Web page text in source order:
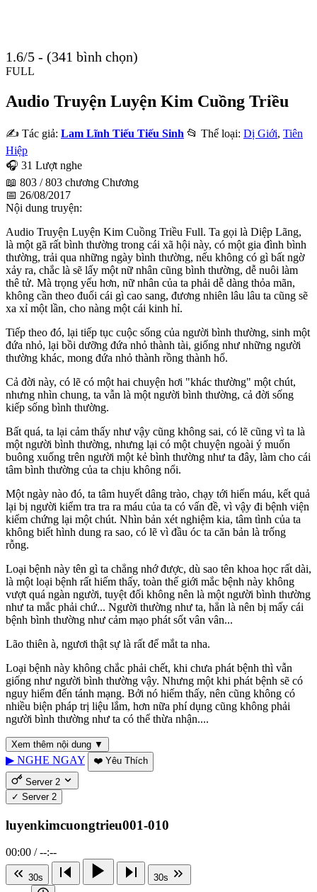
1.6/5 - (341 bình chọn)
FULL
Audio Truyện Luyện Kim Cuồng Triều
✍️ Tác giả: Lam Lĩnh Tiếu Tiếu Sinh 📂 Thể loại: Dị Giới, Tiên
Hiệp
🎧 31 Lượt nghe
📖 803 / 803 chương Chương
📅 26/08/2017
Nội dung truyện:
Audio Truyện Luyện Kim Cuồng Triều Full. Ta gọi là Diệp Lãng,
là một gã rất bình thường trong cái xã hội này, có một gia đình bình
thường, trải qua những ngày bình thường, nếu không có gì bất ngờ
xảy ra, chắc là sẽ lấy một nữ nhân cũng bình thường, dễ nuôi làm
thê tử. Mà trọng yếu hơn, nữ nhân của ta phải dễ dàng thỏa mãn,
không cần theo đuổi cái gì cao sang, đương nhiên lâu lâu ta cũng sẽ
xa xỉ một lần, cho nàng một cái kinh hỉ.
Tiếp theo đó, lại tiếp tục cuộc sống của người bình thường, sinh một
đứa nhỏ, lại bồi dưỡng đứa nhỏ thành tài, giống như những người
thường khác, mong đứa nhỏ thành rồng thành hổ.
Cả đời này, có lẽ có một hai chuyện hơi "khác thường" một chút,
nhưng nhìn chung, ta vẫn là một người bình thường, cả đời sống
kiếp sống bình thường.
Bất quá, ta lại cảm thấy như vậy cũng không sai, có lẽ cũng vì ta là
một người bình thường, nhưng lại có một chuyện ngoài ý muốn
buông xuống trên người một kẻ bình thường như ta đây, làm cho cái
tâm bình thường của ta chịu không nổi.
Một ngày nào đó, ta tâm huyết dâng trào, chạy tới hiến máu, kết quả
lại bị người kiểm tra tra ra máu của ta có vấn đề, vì vậy đi bệnh viện
kiểm chứng lại một chút. Nhìn bản xét nghiệm kia, tâm tình của ta
không biết hình dung ra sao, có lẽ vì đầu óc ta căn bản là trống
rỗng.
Loại bệnh này tên gì ta chẳng nhớ được, dù sao tên khoa học rất dài,
là một loại bệnh rất hiếm thấy, toàn thế giới mắc bệnh này không
vượt quá ngàn người, tuyệt đối không nên là một người bình thường
như ta mắc phải chứ... Người thường như ta, hẳn là nên bị mấy cái
bệnh bình thường như cảm mạo phát sốt vân vân...
Lão thiên à, ngươi thật sự là rất để mắt ta nha.
Loại bệnh này không chắc phải chết, khi chưa phát bệnh thì vẫn
giống như người bình thường vậy. Nhưng một khi phát bệnh sẽ có
nguy hiểm đến tánh mạng. Bởi nó hiếm thấy, nên cũng không có
nhiều biện pháp trị liệu lắm, hơn nữa phí dụng cũng không phải
người bình thường như ta có thể thừa nhận....
Xem thêm nội dung ▼
▶ NGHE NGAY
❤️ Yêu Thích
Server 2
✓ Server 2
luyenkimcuongtrieu001-010
00:00 /--:--
30s 30s